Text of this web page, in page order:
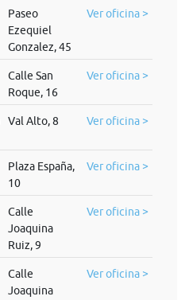
Paseo
Ezequiel
Gonzalez, 45
Ver oficina >
Calle San
Roque, 16
Ver oficina >
Val Alto, 8 Ver oficina >
Plaza España,
10
Ver oficina >
Calle
Joaquina
Ruiz, 9
Ver oficina >
Calle
Joaquina
Ver oficina >